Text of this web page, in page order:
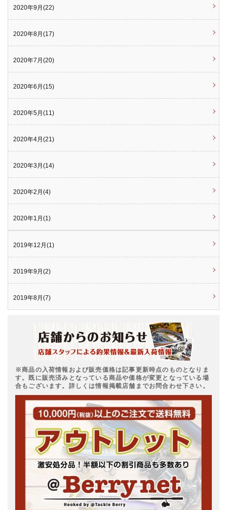
2020年9月(22)
2020年8月(17)
2020年7月(20)
2020年6月(15)
2020年5月(11)
2020年4月(21)
2020年3月(14)
2020年2月(4)
2020年1月(1)
2019年12月(1)
2019年9月(2)
2019年8月(7)
※商品の入荷情報および販売価格は記事更新時点のものとなりま
す。既に販売済みとなっている商品や価格が変更となっている場
合もございます。詳しくは情報掲載店舗までお問合わせ下さい。